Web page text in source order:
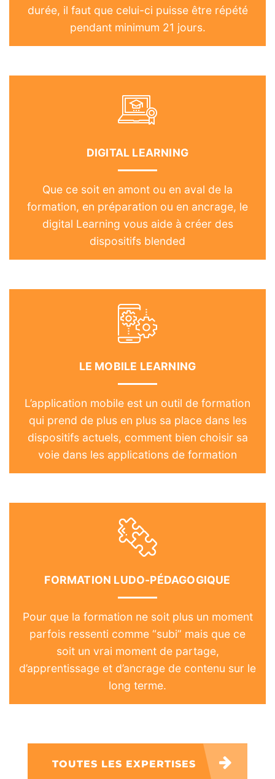
durée, il faut que celui-ci puisse être répété
pendant minimum 21 jours.
DIGITAL LEARNING
Que ce soit en amont ou en aval de la
formation, en préparation ou en ancrage, le
digital Learning vous aide à créer des
dispositifs blended
LE MOBILE LEARNING
L’application mobile est un outil de formation
qui prend de plus en plus sa place dans les
dispositifs actuels, comment bien choisir sa
voie dans les applications de formation
FORMATION LUDO-PÉDAGOGIQUE
Pour que la formation ne soit plus un moment
parfois ressenti comme “subi” mais que ce
soit un vrai moment de partage,
d’apprentissage et d’ancrage de contenu sur le
long terme.
TOUTES LES EXPERTISES